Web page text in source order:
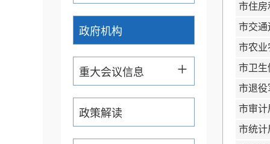
政府机构
重大会议信息 +
政策解读
市住
市交
市农
市卫
市退
市审计
市统计